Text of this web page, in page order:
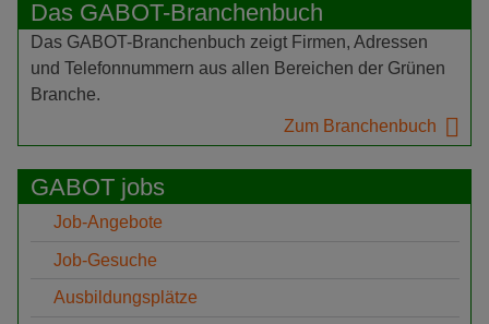
Das GABOT-Branchenbuch
Das GABOT-Branchenbuch zeigt Firmen, Adressen
und Telefonnummern aus allen Bereichen der Grünen
Branche.
Zum Branchenbuch
GABOT jobs
Job-Angebote
Job-Gesuche
Ausbildungsplätze